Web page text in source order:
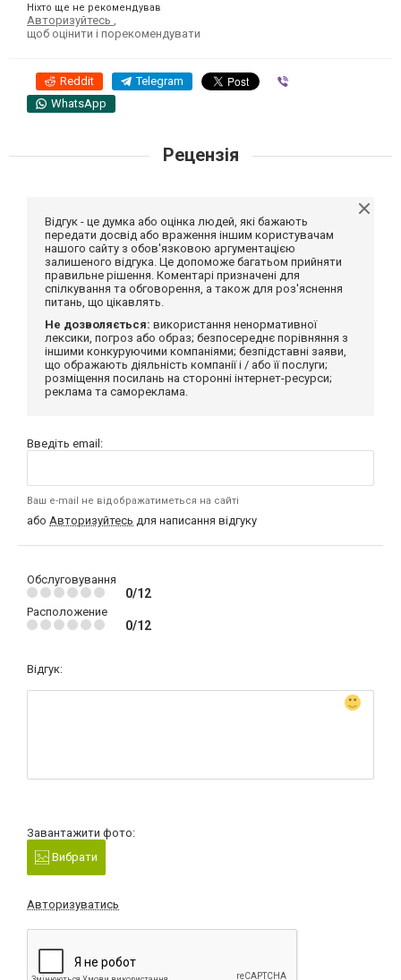
Ніхто ще не рекомендував
Авторизуйтесь
щоб оцінити і порекомендувати
Reddit Telegram
WhatsApp
Рецензія
Відгук - це думка або оцінка людей, які бажають
передати досвід або враження іншим користувачам
нашого сайту з обов'язковою аргументацією
залишеного відгука. Це допоможе багатьом прийняти
правильне рішення. Коментарі призначені для
спілкування та обговорення, а також для роз'яснення
питань, що цікавлять.
Не дозволяється: використання ненормативної
лексики, погроз або образ; безпосереднє порівняння з
іншими конкуруючими компаніями; безпідставні заяви,
що ображають діяльність компанії і / або її послуги;
розміщення посилань на сторонні інтернет-ресурси;
реклама та самореклама.
Введіть email:
Ваш e-mail не відображатиметься на сайті
або Авторизуйтесь для написання відгуку
Обслуговування
0/12
Расположение
0/12
Відгук:
Завантажити фото:
Вибрати
Авторизуватись